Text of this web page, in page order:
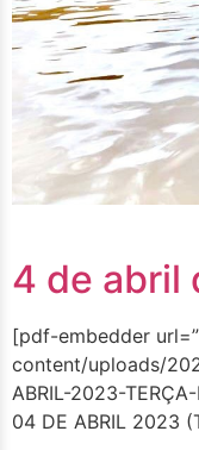
4 de abril
[pdf-embedder
content/uploads/
ABRIL-2023-
04 DE ABRIL 2023